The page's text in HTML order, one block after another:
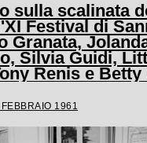
sulla scalinata
Festival di
Granata,
Silvia Guidi,
Renis e
1961